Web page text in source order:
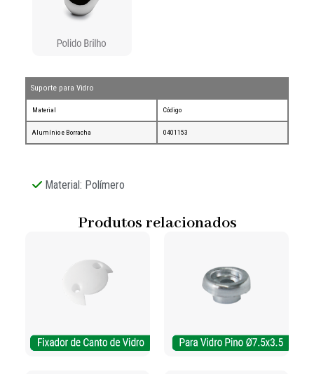
Suporte para Vidro
Material Código
Alumínio e Borracha 0401153
Material: Polímero
Produtos relacionados